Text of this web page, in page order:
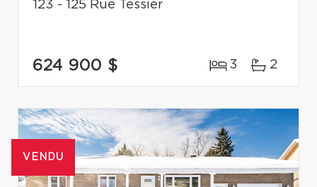
123 - 125 Rue Tessier
624 900 $ 3 2
VENDU